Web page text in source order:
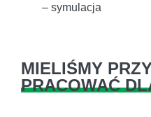
– symulacja
MIELIŚMY
PRACOWAĆ